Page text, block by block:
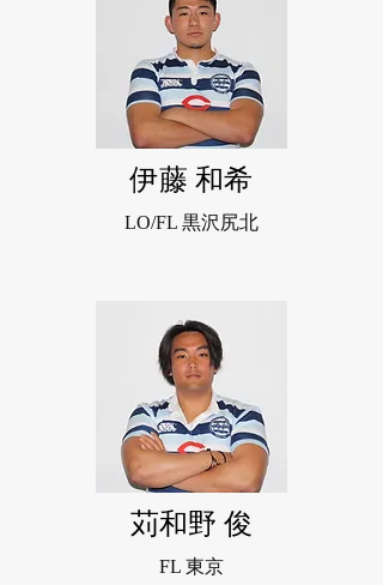
伊藤 和希
LO/FL 黒沢尻北
苅和野 俊
FL 東京